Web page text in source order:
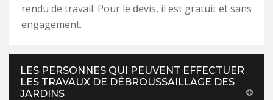
rendu de travail. Pour le devis, il est gratuit et sans
engagement.
LES PERSONNES QUI PEUVENT EFFECTUER
LES TRAVAUX DE DÉBROUSSAILLAGE DES
JARDINS